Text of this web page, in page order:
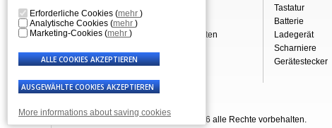
Reklamation & Widerrufsrecht
Geschäftsbedingungen
Verarbeitung personenbezogener Daten
Tastatur
Batterie
Ladegerät
Scharniere
Gerätestecker
© Laptop-Components.de 2007 - 2026 alle Rechte vorbehalten.
Erforderliche Cookies (mehr )
Analytische Cookies (mehr )
Marketing-Cookies (mehr )
More informations about saving cookies